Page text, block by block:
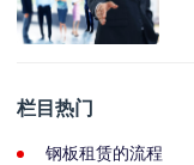
栏目热门
钢板租赁的流程